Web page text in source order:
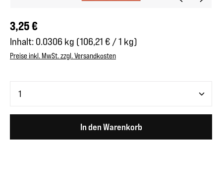
Regulärer Preis:
3,25 €
Inhalt: 0.0306 kg (106,21 € / 1 kg)
Preise inkl. MwSt. zzgl. Versandkosten
In den Warenkorb